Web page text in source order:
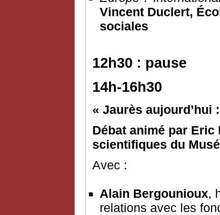
Vincent Duclert,
sociales
12h30 : pause
14h-16h30
« Jaurès aujourd’hui
Débat animé par
scientifiques du
Avec :
Alain Bergounioux,
relations avec les